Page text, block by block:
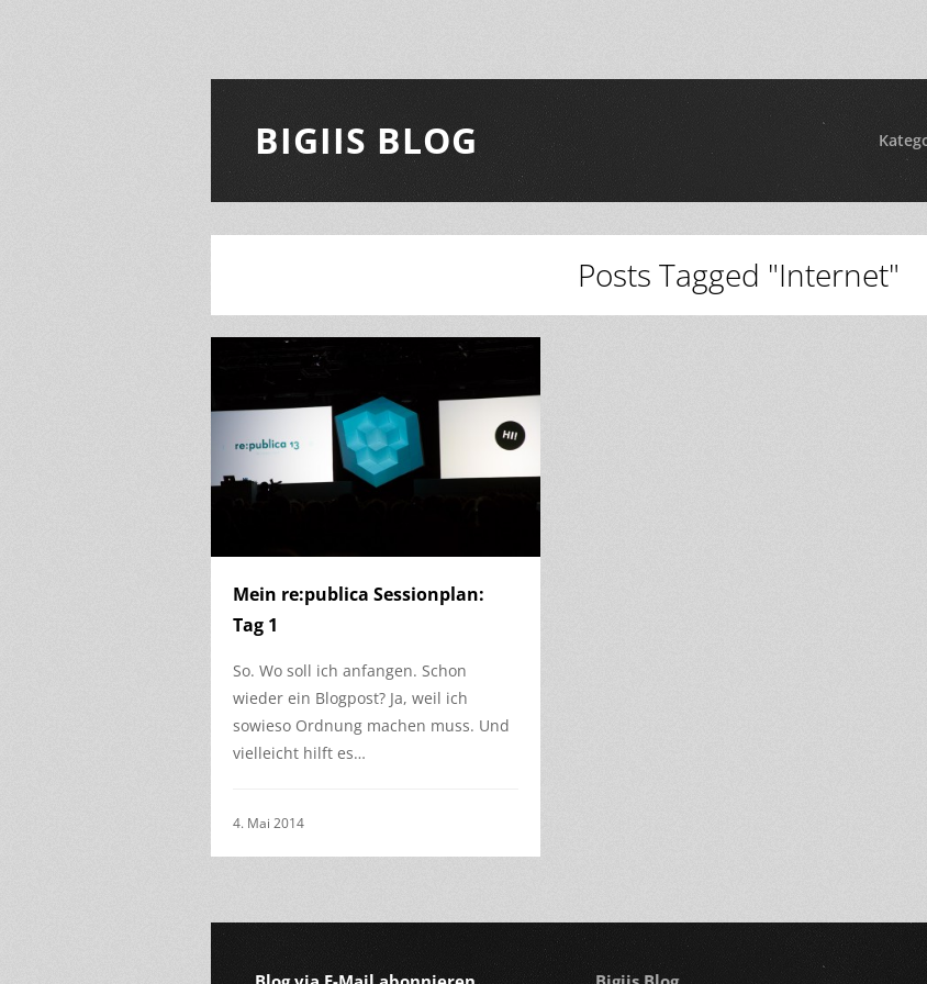
BIGIIS BLOG
Posts Tagged "Internet"
Mein re:publica Sessionplan:
Tag 1
So. Wo soll ich anfangen. Schon
wieder ein Blogpost? Ja, weil ich
sowieso Ordnung machen muss. Und
vielleicht hilft es…
4. Mai 2014